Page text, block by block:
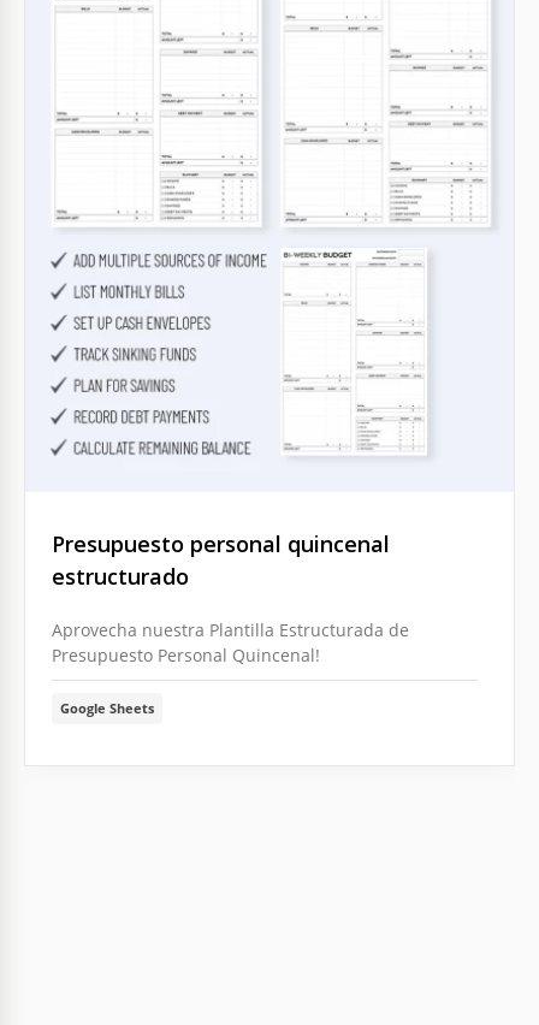
Presupuesto personal quincenal
estructurado
Aprovecha nuestra Plantilla Estructurada de
Presupuesto Personal Quincenal!
Google Sheets